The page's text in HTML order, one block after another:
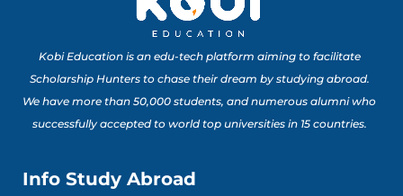
Kobi Education is an edu-tech platform aiming to facilitate
Scholarship Hunters to chase their dream by studying abroad.
We have more than 50,000 students, and numerous alumni who
successfully accepted to world top universities in 15 countries.
Info Study Abroad